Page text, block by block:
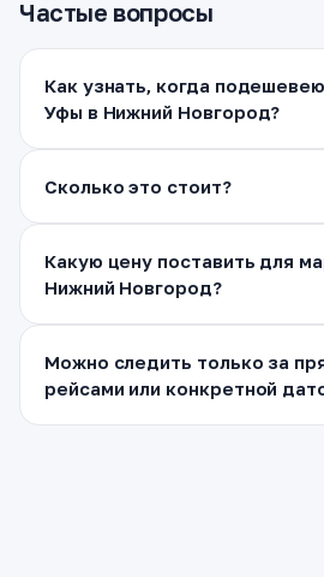
Частые вопросы
Как узнать, когда
Уфы в Нижний Новгород?
Сколько это стоит?
Какую цену поставить для
Нижний Новгород?
Можно следить только за
рейсами или конкретной